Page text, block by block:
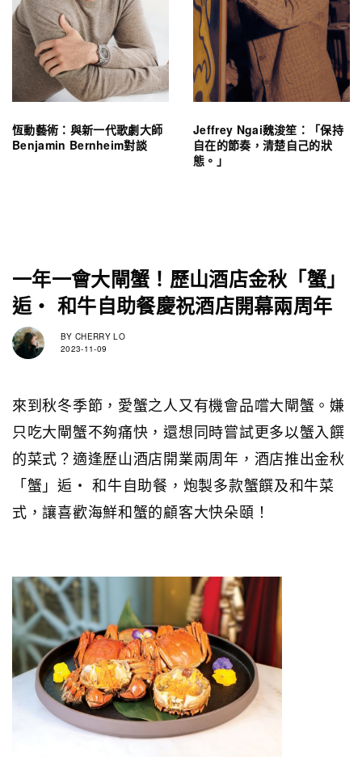
恆動藝術：與新一代歌劇大師
Benjamin Bernheim對談
Jeffrey Ngai魏浚笙：「保持
自在的節奏，清楚自己的狀
態。」
一年一會大閘蟹！歷山酒店金秋「蟹」
逅・ 和牛自助餐慶祝酒店開幕兩周年
BY CHERRY LO
2023-11-09
來到秋冬季節，愛蟹之人又有機會品嚐大閘蟹。嫌
只吃大閘蟹不夠痛快，還想同時嘗試更多以蟹入饌
的菜式？適逢歷山酒店開業兩周年，酒店推出金秋
「蟹」逅・ 和牛自助餐，炮製多款蟹饌及和牛菜
式，讓喜歡海鮮和蟹的顧客大快朵頤！